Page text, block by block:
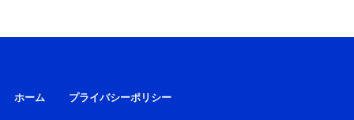
ホーム プライバシーポリシー